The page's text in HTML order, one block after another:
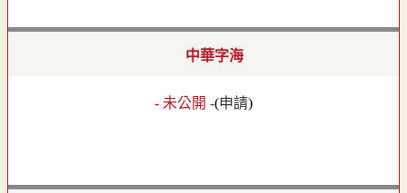
中華字海
- 未公開 -(申請)